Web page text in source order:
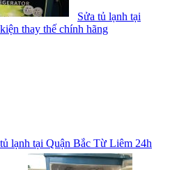
Sửa tủ lạnh tại
thay thế chính hãng
lạnh tại Quận Bắc Từ Liêm 24h